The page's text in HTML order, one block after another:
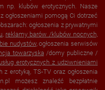
np. klubów erotycznych. Nasze
ogłoszeniami pomogą Ci dotrzeć
ogłoszenia z prywatnymi
, reklamy barów /klubów nocnych,
nudystów, ogłoszenia serwisów
towarzyska /domy publiczne /
erotycznych z udziwnieniami
z erotyką, TS-TV oraz ogłoszenia
możesz znaleźć bezpłatnie